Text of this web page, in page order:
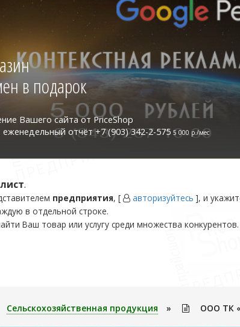
в подарок
Вашего сайта от PriceShop
отчёт +7 (903) 342-2-575 5 000 р./мес
.
предприятия, [ авторизуйтесь ], и
в отдельной строке.
Ваш товар или услугу среди множества конкурентов.
Сельскохозяйственная продукция » ООО ТК